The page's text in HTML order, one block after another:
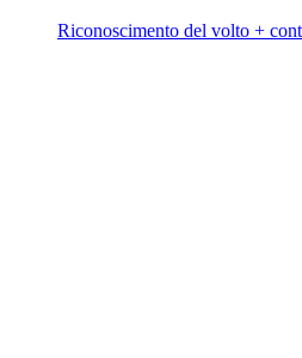
Riconoscimento del volto +